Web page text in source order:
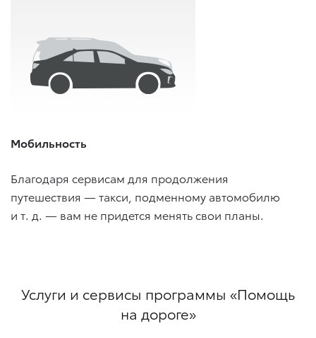
Мобильность
Благодаря сервисам для продолжения
путешествия — такси, подменному автомобилю
и т. д. — вам не придется менять свои планы.
Услуги и сервисы программы «Помощь
на дороге»